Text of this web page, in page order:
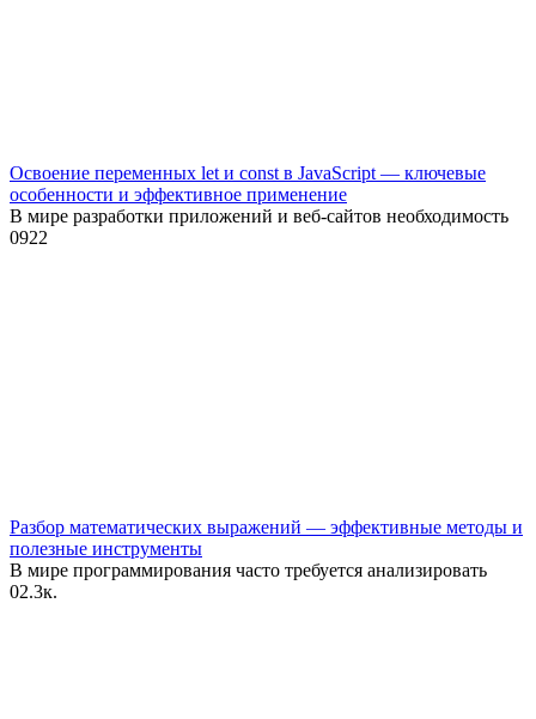
Освоение переменных let и const в JavaScript — ключевые
особенности и эффективное применение
В мире разработки приложений и веб-сайтов необходимость
0922
Разбор математических выражений — эффективные методы и
полезные инструменты
В мире программирования часто требуется анализировать
02.3к.